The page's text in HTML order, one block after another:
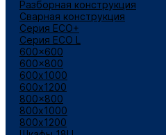
Разборная конструкция
Сварная конструкция
Серия ECO+
Серия ECO L
600x600
600x800
600х1000
600х1200
800x800
800х1000
800х1200